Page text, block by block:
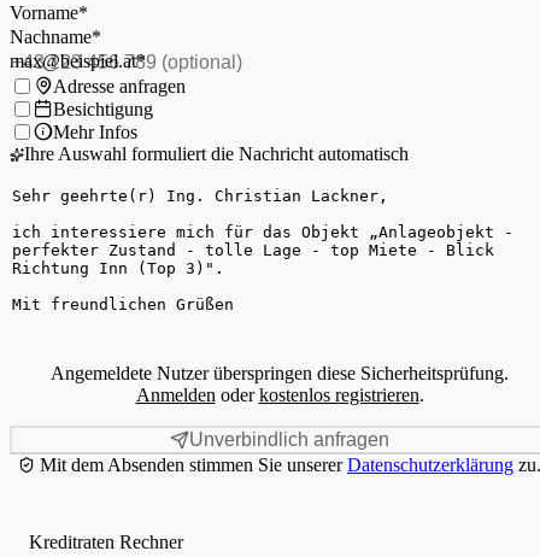
Vorname*
Nachname
Nachname*
E-Mail*(Pflichtfeld)
max@beispiel.at*
Telefon(optional)
Ich möchte:Adresse anfragen
Besichtigung
Mehr Infos
Ihre Auswahl formuliert die Nachricht automatisch
Ihre Nachricht
Angemeldete Nutzer überspringen diese Sicherheitsprüfung.
Anmelden oderkostenlos registrieren.
Unverbindlich anfragen
Mit dem Absenden stimmen Sie unsererDatenschutzerklärung zu.
Kreditraten Rechner